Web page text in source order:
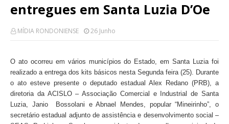
entregues em Santa Luzia D’Oe
MÍDIA RONDONIENSE 26 Junho
O ato ocorreu em vários municípios do Estado, em Santa Luzia foi
realizado a entrega dos kits básicos nesta Segunda feira (25). Durante
o ato esteve presente o deputado estadual Alex Redano (PRB), a
diretoria da ACISLO – Associação Comercial e Industrial de Santa
Luzia, Janio Bossolani e Abnael Mendes, popular “Mineirinho”, o
secretário estadual adjunto de assistência e desenvolvimento social –